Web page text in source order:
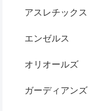
アスレチックス
エンゼルス
オリオールズ
ガーディアンズ